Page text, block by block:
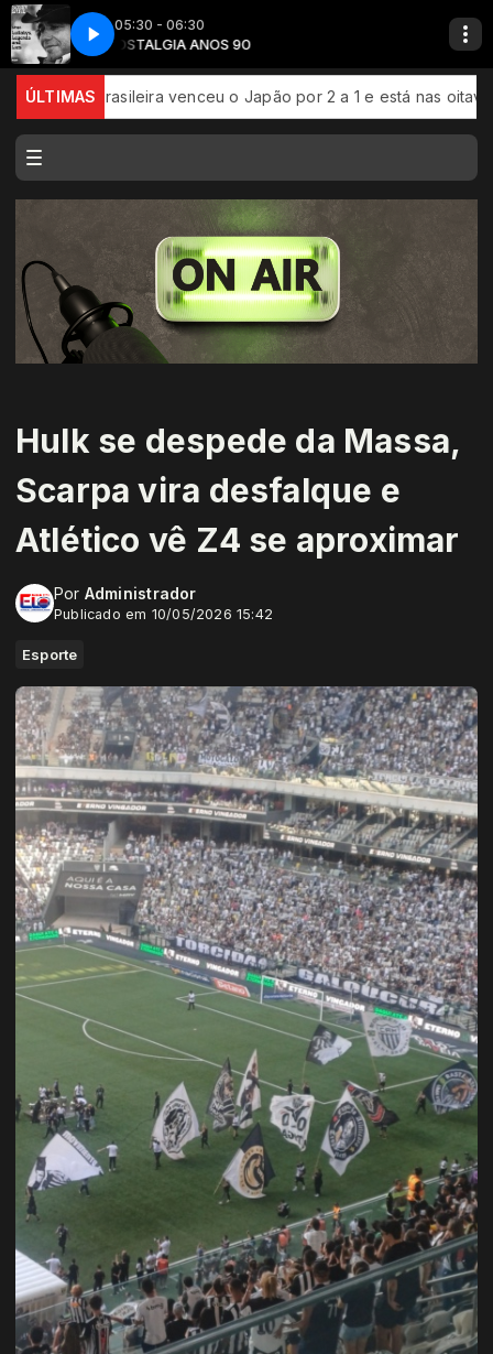
05:30 - 06:30
NOSTALGIA ANOS 90
Bobby Bare - The Winner
ÚLTIMAS
Brasileira venceu o Japão por 2 a 1 e está nas oitavas de final
Hulk se despede da Massa,
Scarpa vira desfalque e
Atlético vê Z4 se aproximar
Por Administrador
Publicado em 10/05/2026 15:42
Esporte